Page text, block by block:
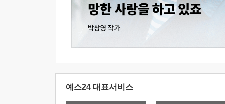
예스24 대표서비스